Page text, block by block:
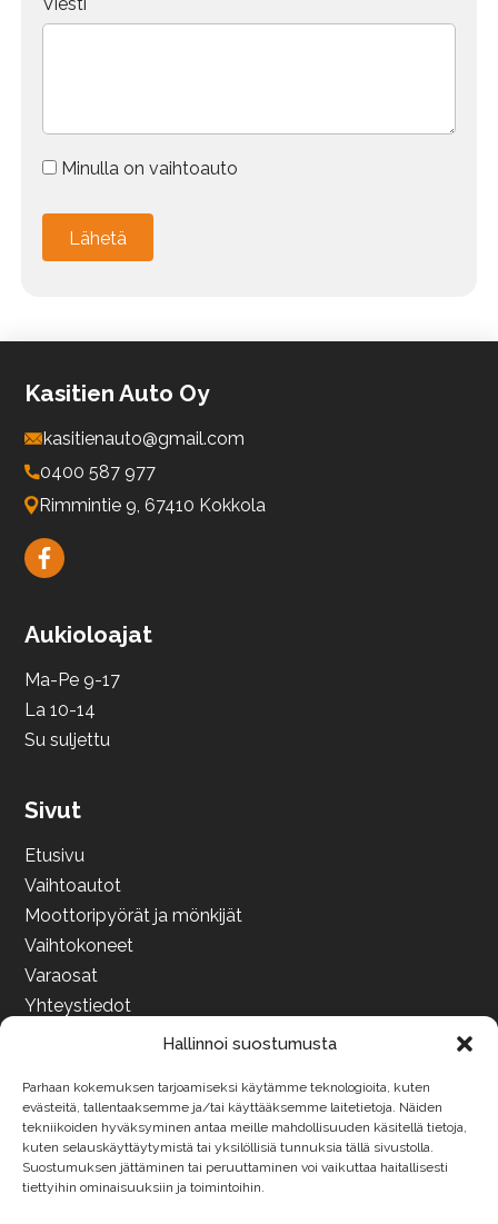
Hallinnoi suostumusta
Parhaan kokemuksen tarjoamiseksi käytämme teknologioita, kuten
evästeitä, tallentaaksemme ja/tai käyttääksemme laitetietoja. Näiden
tekniikoiden hyväksyminen antaa meille mahdollisuuden käsitellä tietoja,
kuten selauskäyttäytymistä tai yksilöllisiä tunnuksia tällä sivustolla.
Suostumuksen jättäminen tai peruuttaminen voi vaikuttaa haitallisesti
tiettyihin ominaisuuksiin ja toimintoihin.
Minulla on vaihtoauto
Vaihdokin tiedot
Rekisterinumero
Mittarilukema
Lisätiedot
Kasitien Auto Oy
kasitienauto@gmail.com
0400 587 977
Rimmintie 9, 67410 Kokkola
Aukioloajat
Ma-Pe 9-17
La 10-14
Su suljettu
Sivut
Etusivu
Vaihtoautot
Moottoripyörät ja mönkijät
Vaihtokoneet
Varaosat
Yhteystiedot